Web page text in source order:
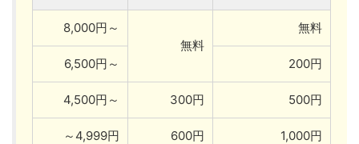
8,000円～
無料
無料
6,500円～ 200円
4,500円～ 300円 500円
～4,999円 600円 1,000円